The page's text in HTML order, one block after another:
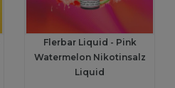
Flerbar Liquid - Pink
Watermelon Nikotinsalz
Liquid